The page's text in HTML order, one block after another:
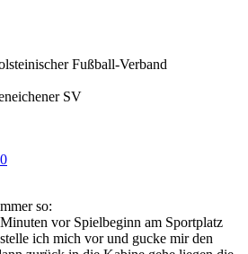
Fußball-Verband
SV
so:
vor Spielbeginn am Sportplatz
ich mich vor und gucke mir den